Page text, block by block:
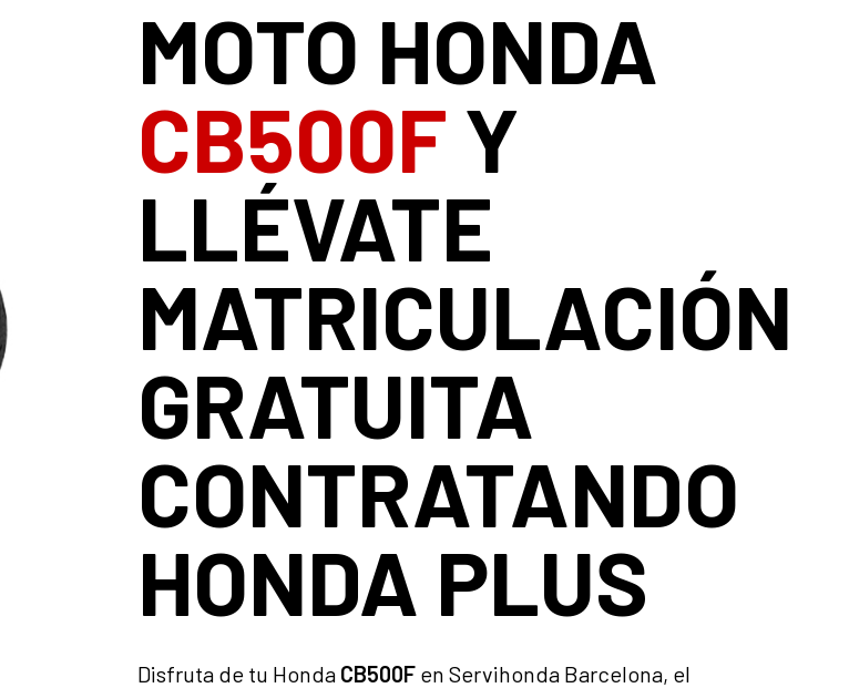
MOTO HONDA
CB500FY
LLÉVATE
MATRICULACIÓN
GRATUITA
CONTRATANDO
HONDA PLUS
Disfruta de tu Honda CB500F en Servihonda Barcelona, el